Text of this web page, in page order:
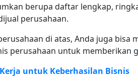
berupa daftar lengkap,
perusahaan.
di atas, Anda juga
perusahaan untuk memberikan
untuk Keberhasilan Bisnis